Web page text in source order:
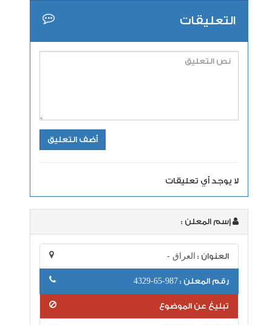
التعليقات
لا يوجد أي تعليقات
إسم المعلن :
العنوان :العراق -
رقم المعلن :987-65-4329
تبليغ عن الموضوع